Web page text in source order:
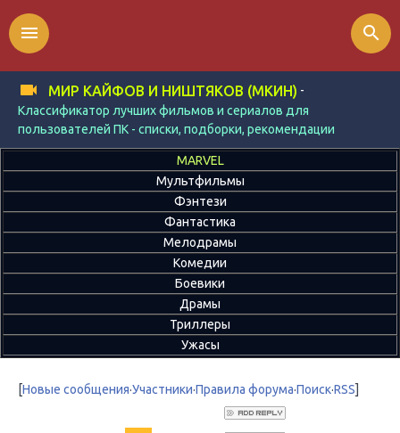
МИР КАЙФОВ И НИШТЯКОВ (МКИН) -
Классификатор лучших фильмов и сериалов для
пользователей ПК - списки, подборки, рекомендации
menu search
MARVEL
Мультфильмы
Фэнтези
Фантастика
Мелодрамы
Комедии
Боевики
Драмы
Триллеры
Ужасы
[Новые сообщения·Участники·Правила форума·Поиск·RSS]